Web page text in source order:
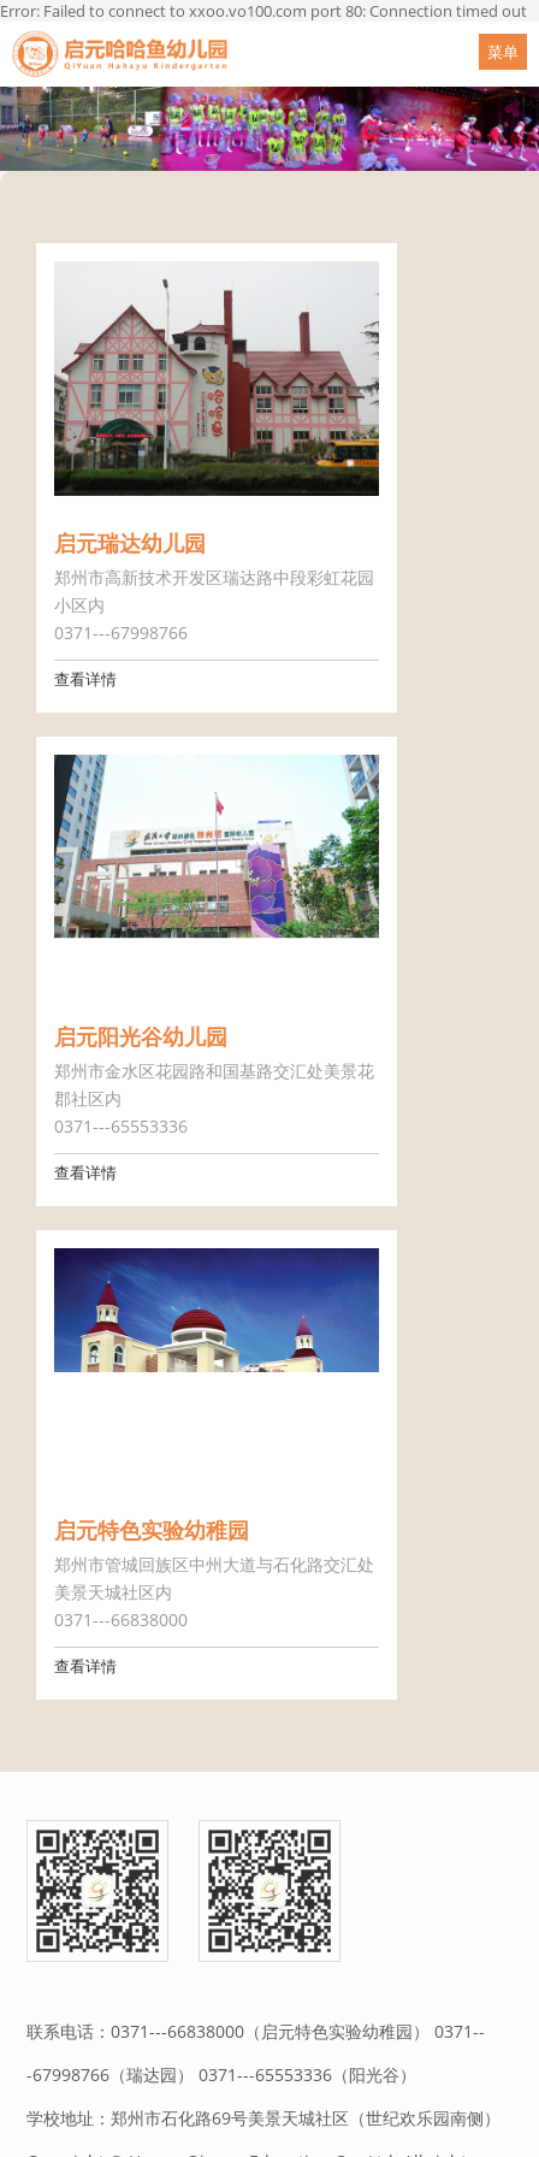
Error: Failed to connect to xxoo.vo100.com port 80: Connection timed out
菜单
启元瑞达幼儿园
郑州市高新技术开发区瑞达路中段彩虹花园
小区内
0371---67998766
查看详情
启元阳光谷幼儿园
郑州市金水区花园路和国基路交汇处美景花
郡社区内
0371---65553336
查看详情
启元特色实验幼稚园
郑州市管城回族区中州大道与石化路交汇处
美景天城社区内
0371---66838000
查看详情
联系电话：0371---66838000（启元特色实验幼稚园） 0371--
-67998766（瑞达园） 0371---65553336（阳光谷）
学校地址：郑州市石化路69号美景天城社区（世纪欢乐园南侧）